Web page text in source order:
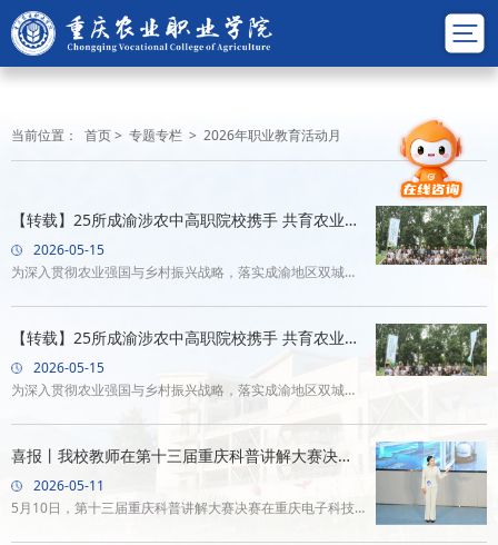
当前位置： 首页> 专题专栏 > 2026年职业教育活动月
【转载】25所成渝涉农中高职院校携手 共育农业新
质生产力
2026-05-15
为深入贯彻农业强国与乡村振兴战略，落实成渝地区双城经
重庆农业职业学院和重庆市农业机械化学校举行。
【转载】25所成渝涉农中高职院校携手 共育农业新
质生产力
2026-05-15
为深入贯彻农业强国与乡村振兴战略，落实成渝地区双城经
重庆农业职业学院和重庆市农业机械化学校举行。
喜报丨我校教师在第十三届重庆科普讲解大赛决赛
中斩获一等奖
2026-05-11
5月10日，第十三届重庆科普讲解大赛决赛在重庆电子科技